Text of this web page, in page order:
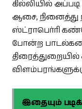
கில்லியில்
ஆசை, நினைத்து
ஸ்ட்ராபெர்ரி
போன்ற பாடல்களை
திரைத்துறையில்
இதையும்